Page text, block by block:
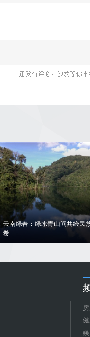
美学浪潮迭起，加速赋能白酒